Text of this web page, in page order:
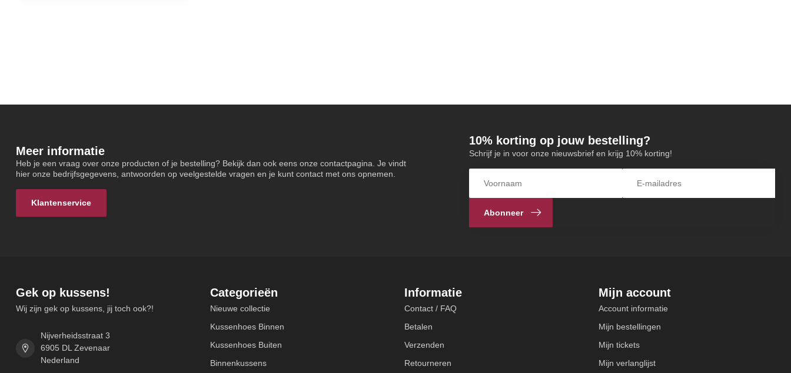
Meer informatie
Heb je een vraag over onze producten of je bestelling? Bekijk dan ook eens onze contactpagina. Je vindt
hier onze bedrijfsgegevens, antwoorden op veelgestelde vragen en je kunt contact met ons opnemen.
Klantenservice
10% korting op jouw bestelling?
Schrijf je in voor onze nieuwsbrief en krijg 10% korting!
Abonneer
Gek op kussens!
Wij zijn gek op kussens, jij toch ook?!
Nijverheidsstraat 3
6905 DL Zevenaar
Nederland
Categorieën
Nieuwe collectie
Kussenhoes Binnen
Kussenhoes Buiten
Binnenkussens
Informatie
Contact / FAQ
Betalen
Verzenden
Retourneren
Mijn account
Account informatie
Mijn bestellingen
Mijn tickets
Mijn verlanglijst